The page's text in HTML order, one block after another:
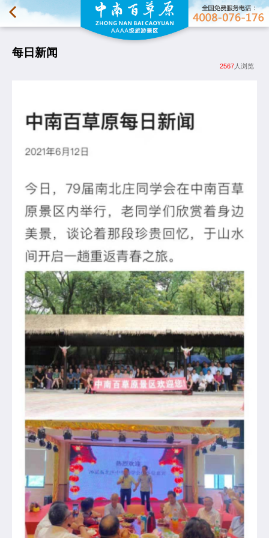
每日新闻
2567 人浏览